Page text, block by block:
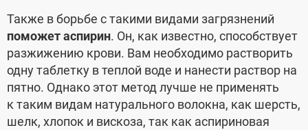
Также в борьбе с такими видами загрязнений
поможет аспирин. Он, как известно, способствует
разжижению крови. Вам необходимо растворить
одну таблетку в теплой воде и нанести раствор на
пятно. Однако этот метод лучше не применять
к таким видам натурального волокна, как шерсть,
шелк, хлопок и вискоза, так как аспириновая